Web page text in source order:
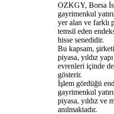
OZKGY, Borsa
gayrimenkul
yer alan ve farklı
temsil eden
hisse senedidir.
Bu kapsam,
piyasa, yıldız
evrenleri içinde
gösterir.
İşlem gördüğü
gayrimenkul
piyasa, yıldız ve
anılmaktadır.